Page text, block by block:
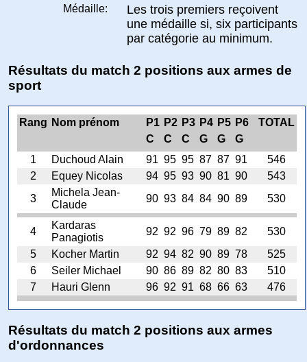
Médaille:
Les trois premiers reçoivent
une médaille si, six participants
par catégorie au minimum.
Résultats du match 2 positions aux armes de
sport
Rang Nom prénom P1 P2 P3 P4 P5 P6
TOTAL
C
C C G G
G
1
Duchoud Alain 91 95 95 87 87 91
546
2
Equey Nicolas 94 95 93 90 81 90
543
3
Michela Jean-
Claude
90 93 84 84 90 89 530
4
Kardaras
Panagiotis
92 92 96 79 89 82
530
5
Kocher Martin 92 94 82 90 89 78
525
6
Seiler Michael 90 86 89 82 80 83
510
7
Hauri Glenn 96 92 91 68 66 63 476
Résultats du match 2 positions aux armes
d'ordonnances